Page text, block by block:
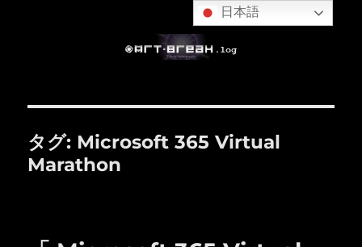
タグ: Microsoft 365 Virtual
Marathon
日本語